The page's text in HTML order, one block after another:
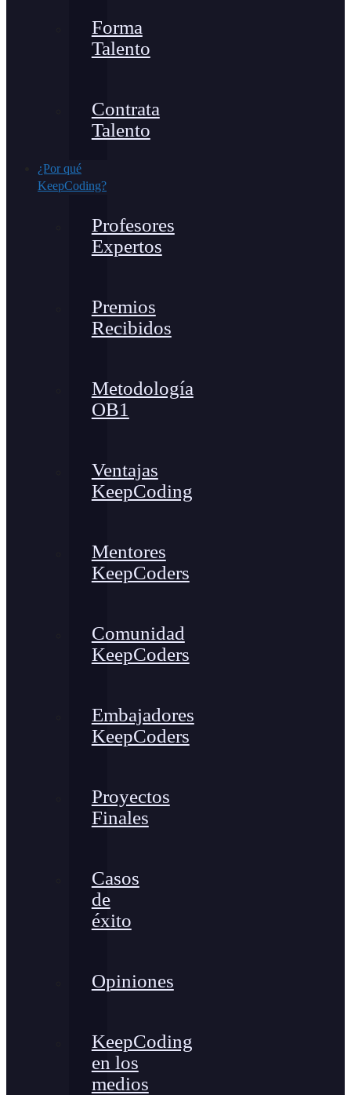
Forma
Talento
Contrata
Talento
¿Por qué
KeepCoding?
Profesores
Expertos
Premios
Recibidos
Metodología
OB1
Ventajas
KeepCoding
Mentores
KeepCoders
Comunidad
KeepCoders
Embajadores
KeepCoders
Proyectos
Finales
Casos
de
éxito
Opiniones
KeepCoding
en los
medios